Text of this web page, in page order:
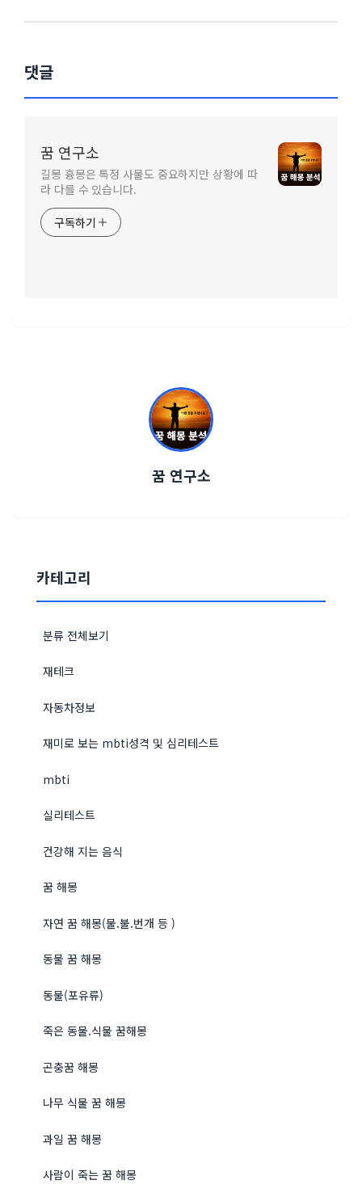
댓글
꿈 연구소
길몽 흉몽은 특정 사물도 중요하지만 상황에 따
라 다를 수 있습니다.
구독하기
꿈 연구소
카테고리
분류 전체보기
재테크
자동차정보
재미로 보는 mbti성격 및 심리테스트
mbti
실리테스트
건강해 지는 음식
꿈 해몽
자연 꿈 해몽(물.불.번개 등 )
동물 꿈 해몽
동물(포유류)
죽은 동물.식물 꿈해몽
곤충꿈 해몽
나무 식물 꿈 해몽
과일 꿈 해몽
사람이 죽는 꿈 해몽